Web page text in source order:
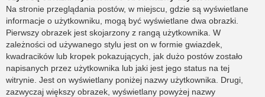
Na stronie przeglądania postów, w miejscu, gdzie są wyświetlane
informacje o użytkowniku, mogą być wyświetlane dwa obrazki.
Pierwszy obrazek jest skojarzony z rangą użytkownika. W
zależności od używanego stylu jest on w formie gwiazdek,
kwadracików lub kropek pokazujących, jak dużo postów zostało
napisanych przez użytkownika lub jaki jest jego status na tej
witrynie. Jest on wyświetlany poniżej nazwy użytkownika. Drugi,
zazwyczaj większy obrazek, wyświetlany powyżej nazwy